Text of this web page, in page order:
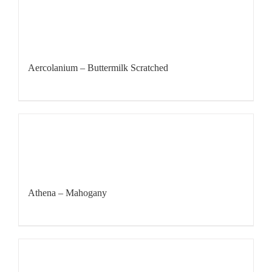
Aercolanium – Buttermilk Scratched
Athena – Mahogany